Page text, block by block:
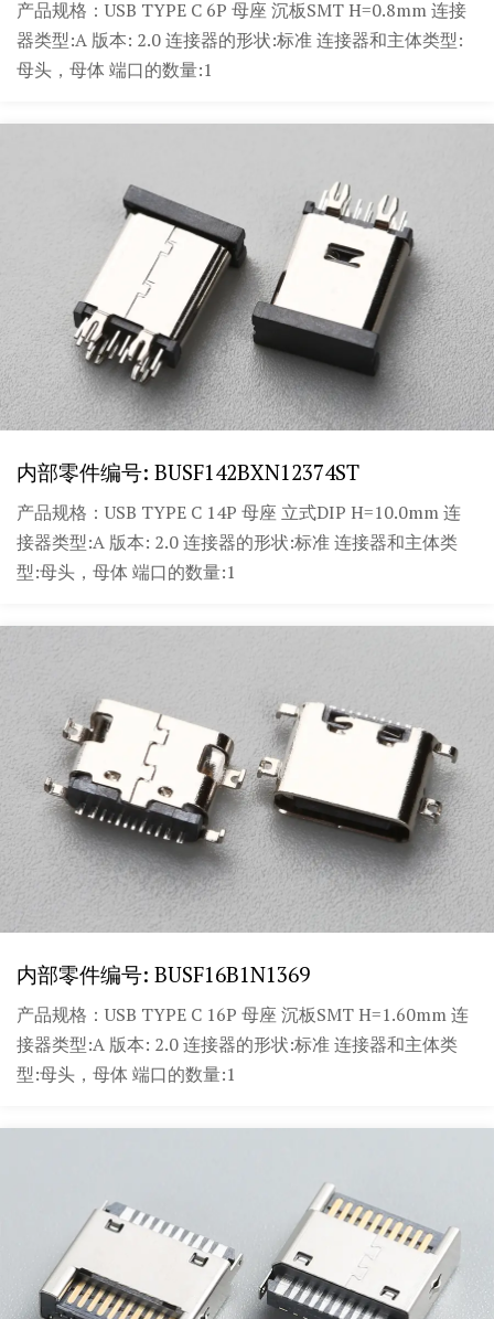
产品规格：USB TYPE C 6P 母座 沉板SMT H=0.8mm 连接
器类型:A 版本: 2.0 连接器的形状:标准 连接器和主体类型:
母头，母体 端口的数量:1
内部零件编号: BUSF142BXN12374ST
产品规格：USB TYPE C 14P 母座 立式DIP H=10.0mm 连
接器类型:A 版本: 2.0 连接器的形状:标准 连接器和主体类
型:母头，母体 端口的数量:1
内部零件编号: BUSF16B1N1369
产品规格：USB TYPE C 16P 母座 沉板SMT H=1.60mm 连
接器类型:A 版本: 2.0 连接器的形状:标准 连接器和主体类
型:母头，母体 端口的数量:1